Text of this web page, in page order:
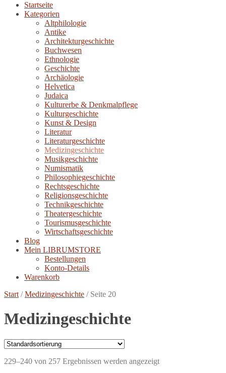
Startseite
Kategorien
Altphilologie
Antike
Architekturgeschichte
Buchwesen
Ethnologie
Geschichte
Archäologie
Helvetica
Judaica
Kulturerbe & Denkmalpflege
Kulturgeschichte
Kunst & Design
Literatur
Literaturgeschichte
Medizingeschichte
Musikgeschichte
Numismatik
Philosophiegeschichte
Rechtsgeschichte
Religionsgeschichte
Technikgeschichte
Theatergeschichte
Tourismusgeschichte
Wirtschaftsgeschichte
Blog
Mein LIBRUMSTORE
Bestellungen
Konto-Details
Warenkorb
Start /Medizingeschichte / Seite 20
Medizingeschichte
229–240 von 257 Ergebnissen werden angezeigt